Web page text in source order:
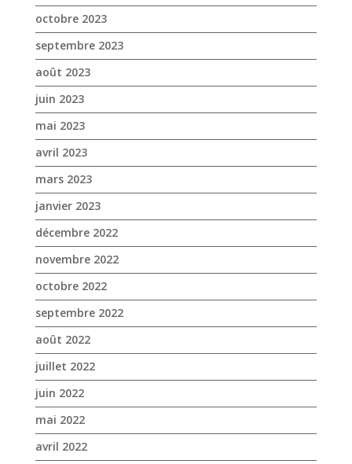
octobre 2023
septembre 2023
août 2023
juin 2023
mai 2023
avril 2023
mars 2023
janvier 2023
décembre 2022
novembre 2022
octobre 2022
septembre 2022
août 2022
juillet 2022
juin 2022
mai 2022
avril 2022